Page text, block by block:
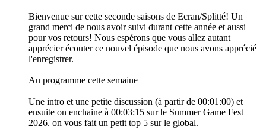
Bienvenue sur cette seconde saisons de Ecran/Splitté! Un
grand merci de nous avoir suivi durant cette année et aussi
pour vos retours! Nous espérons que vous allez autant
apprécier écouter ce nouvel épisode que nous avons apprécié
l'enregistrer.
Au programme cette semaine
Une intro et une petite discussion (à partir de 00:01:00) et
ensuite on enchaine à 00:03:15 sur le Summer Game Fest
2026. on vous fait un petit top 5 sur le global.